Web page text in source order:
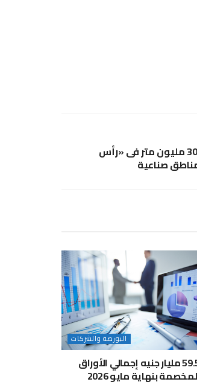
الحكومة تخصص 30 مليون متر فى «رأس
صناعية
البورصة والشركات
59.5 مليار جنيه إجمالي الأوراق
بنهاية مايو 2026